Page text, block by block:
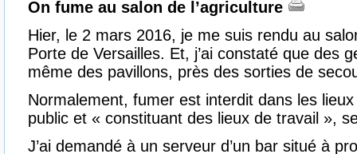
On fume au salon de l’agriculture
Hier, le 2 mars 2016, je me suis rendu au
Porte de Versailles. Et, j’ai constaté que des
même des pavillons, près des sorties de
Normalement, fumer est interdit dans les
public et « constituant des lieux de travail »,
J’ai demandé à un serveur d’un bar situé à